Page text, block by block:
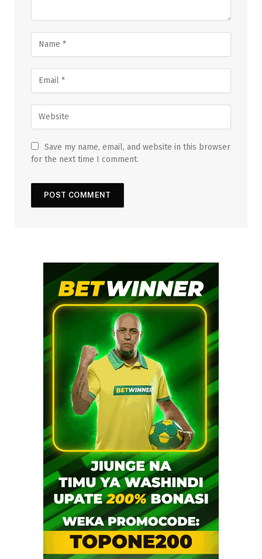
Save my name, email, and website in this browser
for the next time I comment.